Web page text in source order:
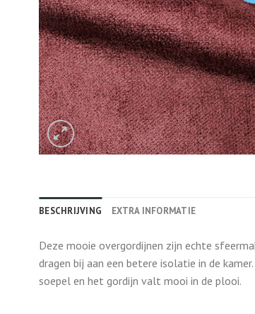
BESCHRIJVING EXTRA INFORMATIE
Deze mooie overgordijnen zijn echte
dragen bij aan een betere isolatie in de
soepel en het gordijn valt mooi in de plooi.